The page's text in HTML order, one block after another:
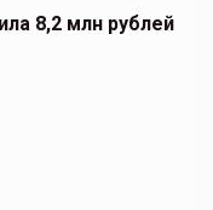
8,2 млн рублей